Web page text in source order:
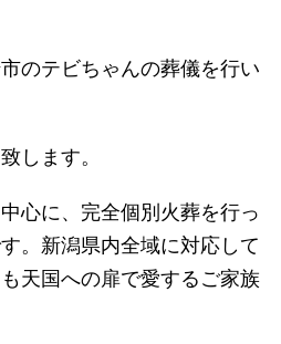
のテビちゃんの葬儀を行い
します。
心に、完全個別火葬を行っ
。新潟県内全域に対応して
天国への扉で愛するご家族